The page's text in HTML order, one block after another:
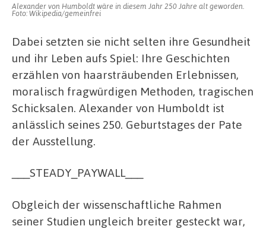
Alexander von Humboldt wäre in diesem Jahr 250 Jahre alt geworden.
Foto: Wikipedia/gemeinfrei
Dabei setzten sie nicht selten ihre Gesundheit
und ihr Leben aufs Spiel: Ihre Geschichten
erzählen von haarsträubenden Erlebnissen,
moralisch fragwürdigen Methoden, tragischen
Schicksalen. Alexander von Humboldt ist
anlässlich seines 250. Geburtstages der Pate
der Ausstellung.
___STEADY_PAYWALL___
Obgleich der wissenschaftliche Rahmen
seiner Studien ungleich breiter gesteckt war,